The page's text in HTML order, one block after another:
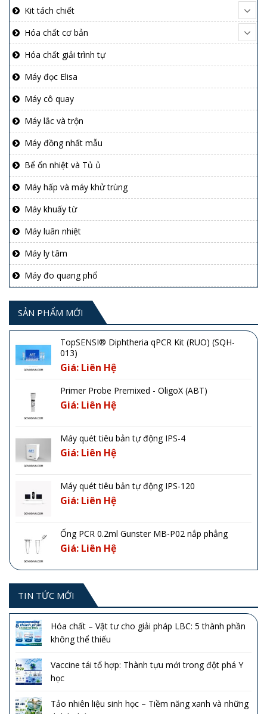
Kit tách chiết
Hóa chất cơ bản
Hóa chất giải trình tự
Máy đọc Elisa
Máy cô quay
Máy lắc và trộn
Máy đồng nhất mẫu
Bể ổn nhiệt và Tủ ủ
Máy hấp và máy khử trùng
Máy khuấy từ
Máy luân nhiệt
Máy ly tâm
Máy đo quang phổ
SẢN PHẨM MỚI
TopSENSI® Diphtheria qPCR Kit (RUO) (SQH-
013)
Giá: Liên Hệ
Primer Probe Premixed - OligoX (ABT)
Giá: Liên Hệ
Máy quét tiêu bản tự động IPS-4
Giá: Liên Hệ
Máy quét tiêu bản tự động IPS-120
Giá: Liên Hệ
Ống PCR 0.2ml Gunster MB-P02 nắp phẳng
Giá: Liên Hệ
TIN TỨC MỚI
Hóa chất – Vật tư cho giải pháp LBC: 5 thành phần
không thể thiếu
Vaccine tái tổ hợp: Thành tựu mới trong đột phá Y
học
Tảo nhiên liệu sinh học – Tiềm năng xanh và những